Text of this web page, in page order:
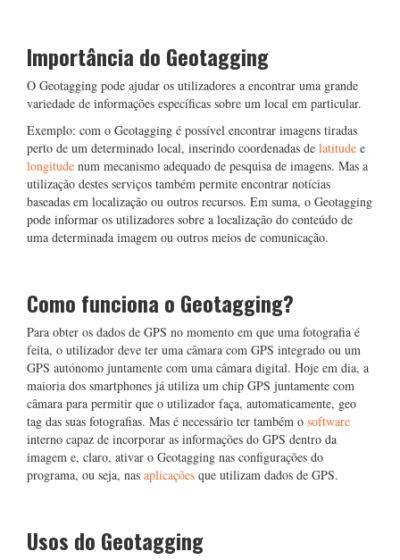
Importância do Geotagging
O Geotagging pode ajudar os utilizadores a encontrar uma grande
variedade de informações específicas sobre um local em particular.
Exemplo: com o Geotagging é possível encontrar imagens tiradas
perto de um determinado local, inserindo coordenadas de latitude e
longitude num mecanismo adequado de pesquisa de imagens. Mas a
utilização destes serviços também permite encontrar notícias
baseadas em localização ou outros recursos. Em suma, o Geotagging
pode informar os utilizadores sobre a localização do conteúdo de
uma determinada imagem ou outros meios de comunicação.
Como funciona o Geotagging?
Para obter os dados de GPS no momento em que uma fotografia é
feita, o utilizador deve ter uma câmara com GPS integrado ou um
GPS autónomo juntamente com uma câmara digital. Hoje em dia, a
maioria dos smartphones já utiliza um chip GPS juntamente com
câmara para permitir que o utilizador faça, automaticamente, geo
tag das suas fotografias. Mas é necessário ter também o software
interno capaz de incorporar as informações do GPS dentro da
imagem e, claro, ativar o Geotagging nas configurações do
programa, ou seja, nas aplicações que utilizam dados de GPS.
Usos do Geotagging